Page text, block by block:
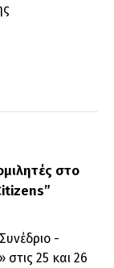
στο
-
25 και 26